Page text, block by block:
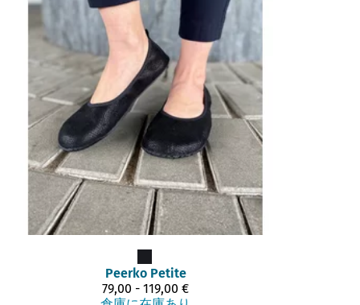
Peerko Petite
79,00 - 119,00 €